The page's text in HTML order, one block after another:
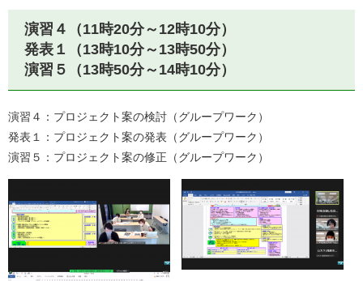
演習４（11時20分～12時10分）
発表１（13時10分～13時50分）
演習５（13時50分～14時10分）
演習４：プロジェクト案の検討（グループワーク）
発表１：プロジェクト案の発表（グループワーク）
演習５：プロジェクト案の修正（グループワーク）